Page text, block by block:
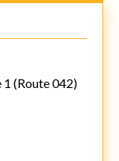
1 (Route 042)